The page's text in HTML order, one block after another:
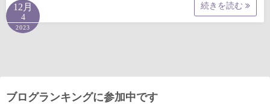
続きを読む
12月
4
2023
ブログランキングに参加中です